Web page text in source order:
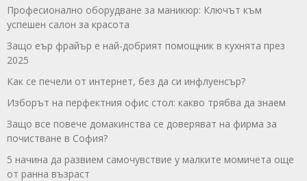
Професионално оборудване за маникюр: Ключът към
успешен салон за красота
Защо еър фрайър е най-добрият помощник в кухнята през
2025
Как се печели от интернет, без да си инфлуенсър?
Изборът на перфектния офис стол: какво трябва да знаем
Защо все повече домакинства се доверяват на фирма за
почистване в София?
5 начина да развием самочувствие у малките момичета още
от ранна възраст